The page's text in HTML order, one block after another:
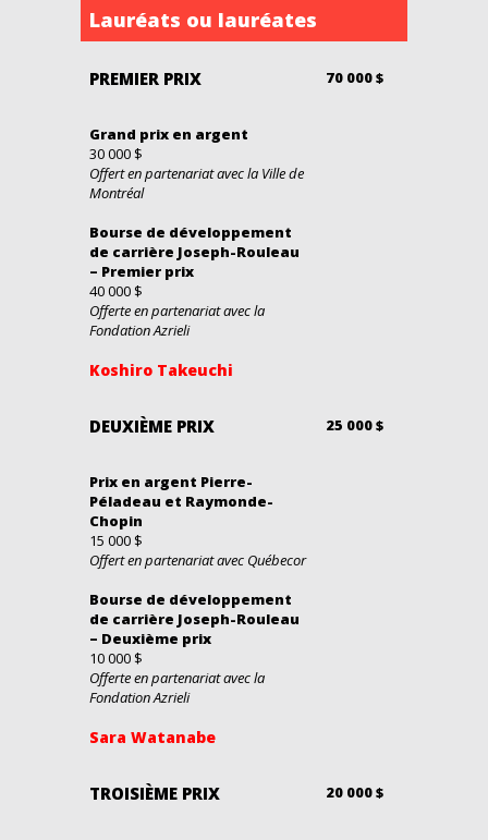
Lauréats ou lauréates
PREMIER PRIX
Grand prix en argent
30 000 $
Offert en partenariat avec la Ville de
Montréal
Bourse de développement
de carrière Joseph-Rouleau
– Premier prix
40 000 $
Offerte en partenariat avec la
Fondation Azrieli
Koshiro Takeuchi
70 000 $
DEUXIÈME PRIX
Prix en argent Pierre-
Péladeau et Raymonde-
Chopin
15 000 $
Offert en partenariat avec Québecor
Bourse de développement
de carrière Joseph-Rouleau
– Deuxième prix
10 000 $
Offerte en partenariat avec la
Fondation Azrieli
Sara Watanabe
25 000 $
TROISIÈME PRIX 20 000 $